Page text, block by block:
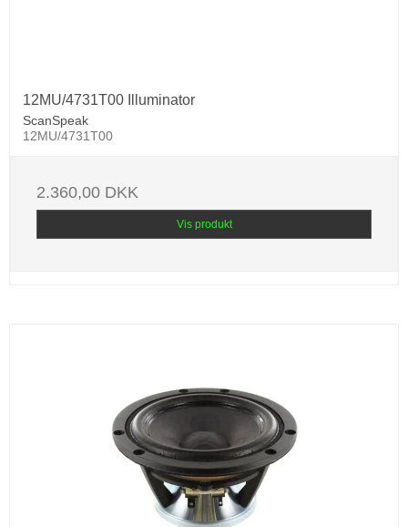
12MU/4731T00 Illuminator
ScanSpeak
12MU/4731T00
2.360,00 DKK
Vis produkt